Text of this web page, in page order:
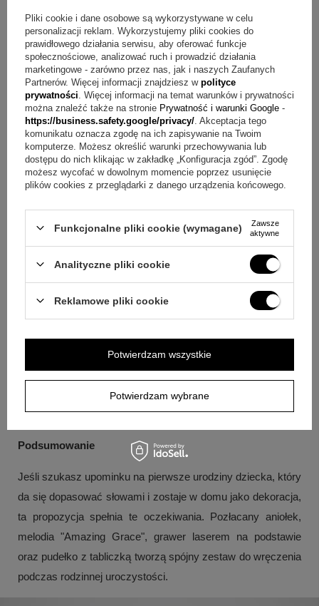
znaków)
białe pudełko
dowolna dedykacja na tabliczce w pudełku
Pytania i odpowiedzi o pozytywce z kryształami
Pytanie:Jak uruchamia się pozytywkę?Odpowiedź:
Pozytywkę nakręca się od spodu, a podczas działania
obraca się wokół własnej osi.
Pytanie:Jaką melodię odtwarza ten model?Odpowiedź:
Pytanie:Jak wykonać grawer na pozytywce i jaki jest limit?
Można dodać dowolny grawerunek
umieszczony na pozytywce (max 55 znaków).
Pytanie:Jak wykonywana jest dedykacja na podstawie?
Odpowiedź:Dedykacja jest umieszczana na podstawie w
Pytanie:Czy ten zestaw pasuje tylko na roczek?
Może być pamiątką z okazji Chrztu, roczku lub
I Komunii Świętej.
Podsumowanie
Jeśli szukasz upominku na pierwsze urodziny dziecka, który
da się dopasować słowami i zostaje w domu jako dekoracja,
ta propozycja spełnia te oczekiwania. Pozłacany aniołek,
melodia "Amazing Grace", grawer laserem na podstawie
oraz pudełko z tabliczką tworzą spójny zestaw do wręczenia
podczas rodzinnej uroczystości.
Pliki cookie i dane osobowe są wykorzystywane w celu
personalizacji reklam. Wykorzystujemy pliki cookies do
prawidłowego działania serwisu, aby oferować funkcje
społecznościowe, analizować ruch i prowadzić działania
marketingowe - zarówno przez nas, jak i naszych Zaufanych
Partnerów. Więcej informacji znajdziesz w polityce
prywatności . Więcej informacji na temat warunków i prywatności
można znaleźć także na stronie Prywatność i warunki Google -
https://business.safety.google/privacy/ . Akceptacja tego
komunikatu oznacza zgodę na ich zapisywanie na Twoim
komputerze. Możesz określić warunki przechowywania lub
dostępu do nich klikając w zakładkę „Konfiguracja zgód”. Zgodę
możesz wycofać w dowolnym momencie poprzez usunięcie
plików cookies z przeglądarki z danego urządzenia końcowego.
Funkcjonalne pliki cookie (wymagane)
Zawsze
aktywne
Analityczne pliki cookie
Reklamowe pliki cookie
Potwierdzam wybrane
Potwierdzam wszystkie